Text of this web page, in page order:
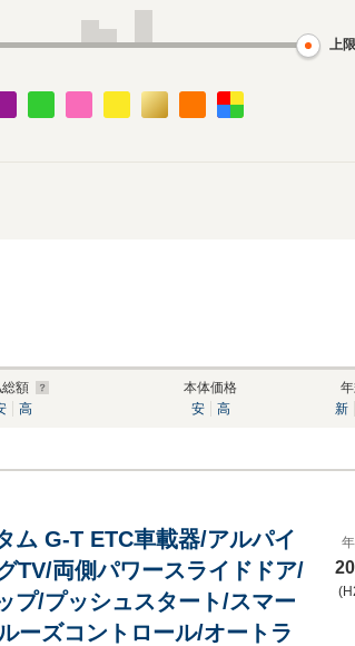
上
額
高
本体価格
安
高
新
ム G-T ETC車載器/アルパイ
TV/両側パワースライドドア/
プ/プッシュスタート/スマー
ーズコントロール/オートラ